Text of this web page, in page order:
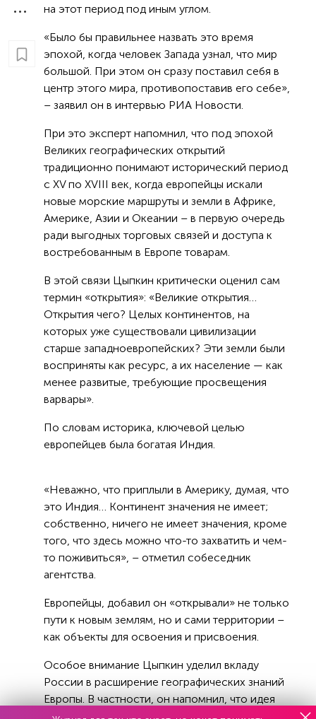
на этот период под иным углом.
«Было бы правильнее назвать это время
эпохой, когда человек Запада узнал, что мир
большой. При этом он сразу поставил себя в
центр этого мира, противопоставив его себе»,
– заявил он в интервью РИА Новости.
При это эксперт напомнил, что под эпохой
Великих географических открытий
традиционно понимают исторический период
с XV по XVIII век, когда европейцы искали
новые морские маршруты и земли в Африке,
Америке, Азии и Океании – в первую очередь
ради выгодных торговых связей и доступа к
востребованным в Европе товарам.
В этой связи Цыпкин критически оценил сам
термин «открытия»: «Великие открытия…
Открытия чего? Целых континентов, на
которых уже существовали цивилизации
старше западноевропейских? Эти земли были
восприняты как ресурс, а их население — как
менее развитые, требующие просвещения
варвары».
По словам историка, ключевой целью
европейцев была богатая Индия.
«Неважно, что приплыли в Америку, думая, что
это Индия… Континент значения не имеет;
собственно, ничего не имеет значения, кроме
того, что здесь можно что-то захватить и чем-
то поживиться», – отметил собеседник
агентства.
Европейцы, добавил он «открывали» не только
пути к новым землям, но и сами территории –
как объекты для освоения и присвоения.
Особое внимание Цыпкин уделил вкладу
России в расширение географических знаний
Европы. В частности, он напомнил, что идея
Северного морского пути появилась